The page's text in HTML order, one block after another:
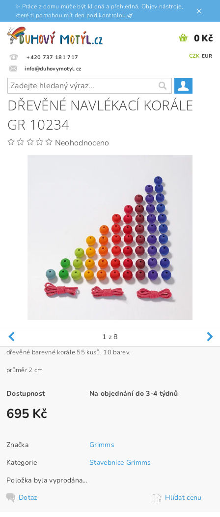
✨ Práce z domu může být klidná a přehledná. Objev nástroje,
které ti pomohou mít den pod kontrolou.🌿
+420 737 181 717
info@duhovymotyl.cz
CZK EUR
0 Kč
DŘEVĚNÉ NAVLÉKACÍ KORÁLE
GR 10234
Neohodnoceno
1 z 8
dřevěné barevné korále 55 kusů, 10 barev,
průměr 2 cm
Dostupnost Na objednání do 3-4 týdnů
695 Kč
Značka
Grimms
Kategorie
Stavebnice Grimms
Položka byla vyprodána...
Dotaz
Hlídat cenu